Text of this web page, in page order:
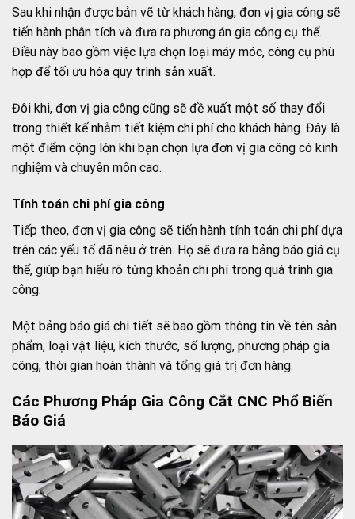
Sau khi nhận được bản vẽ từ khách hàng, đơn vị gia công sẽ
tiến hành phân tích và đưa ra phương án gia công cụ thể.
Điều này bao gồm việc lựa chọn loại máy móc, công cụ phù
hợp để tối ưu hóa quy trình sản xuất.
Đôi khi, đơn vị gia công cũng sẽ đề xuất một số thay đổi
trong thiết kế nhằm tiết kiệm chi phí cho khách hàng. Đây là
một điểm cộng lớn khi bạn chọn lựa đơn vị gia công có kinh
nghiệm và chuyên môn cao.
Tính toán chi phí gia công
Tiếp theo, đơn vị gia công sẽ tiến hành tính toán chi phí dựa
trên các yếu tố đã nêu ở trên. Họ sẽ đưa ra bảng báo giá cụ
thể, giúp bạn hiểu rõ từng khoản chi phí trong quá trình gia
công.
Một bảng báo giá chi tiết sẽ bao gồm thông tin về tên sản
phẩm, loại vật liệu, kích thước, số lượng, phương pháp gia
công, thời gian hoàn thành và tổng giá trị đơn hàng.
Các Phương Pháp Gia Công Cắt CNC Phổ Biến
Báo Giá